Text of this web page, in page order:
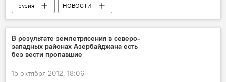
Грузия НОВОСТИ
В результате землетрясения в северо-
западных районах Азербайджана есть
без вести пропавшие
15 октября 2012, 18:06